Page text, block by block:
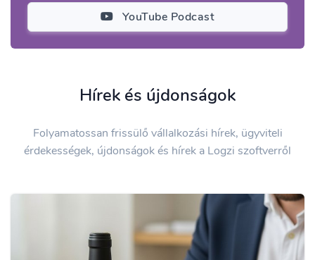
YouTube Podcast
Hírek és újdonságok
Folyamatossan frissülő vállalkozási hírek, ügyviteli
érdekességek, újdonságok és hírek a Logzi szoftverről